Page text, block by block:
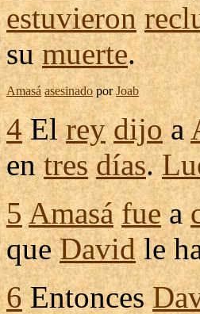
estuvieron
sumuerte.
Amasá asesinado porJoab
4Elrey dijoa
entres días.
5 Amasá fuea
queDavidle
6Entonces